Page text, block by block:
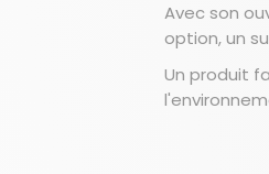
Avec son
option, un
Un produit